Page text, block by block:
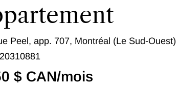
Peel, app. 707, Montréal (Le Sud-Ouest)
$ CAN/mois